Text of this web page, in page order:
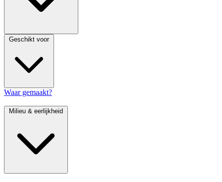
Geschikt voor
Waar gemaakt?
Milieu & eerlijkheid